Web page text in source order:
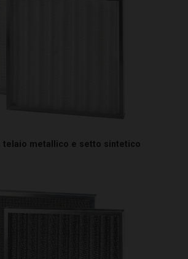
telaio metallico e setto sintetico